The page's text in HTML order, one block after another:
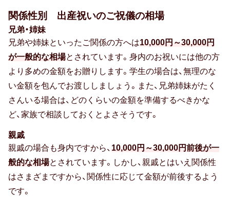
関係性別 出産祝いのご祝儀の相場
兄弟・姉妹
兄弟や姉妹といったご関係の方へは10,000円～30,000円
が一般的な相場とされています。身内のお祝いには他の方
より多めの金額をお贈りします。学生の場合は、無理のな
い金額を包んでお渡ししましょう。また、兄弟姉妹がたく
さんいる場合は、どのくらいの金額を準備するべきかな
ど、家族で相談しておくとよさそうです。
親戚
親戚の場合も身内ですから、 10,000円～30,000円前後が一
般的な相場とされています。しかし、親戚とはいえ関係性
はさまざまですから、関係性に応じて金額が前後するよう
です。